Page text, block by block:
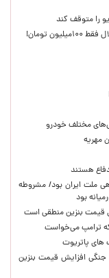
را متوقف کند
تومان!
مهریه
هستند
ملت ایران بود/ مشروطه
بود
قیمت بنزین منطقی است
ترامپ می‌خواست
های پاتریوت
جنگی افزایش قیمت بنزین